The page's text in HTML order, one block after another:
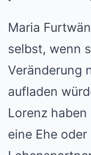
Maria
selbst, wenn
Veränderung
aufladen
Lorenz
eine Ehe